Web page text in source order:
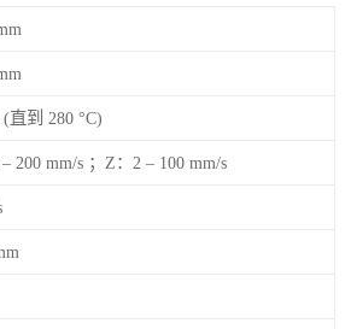
直到 280 °C)
200 mm/s ；Z：2 – 100 mm/s